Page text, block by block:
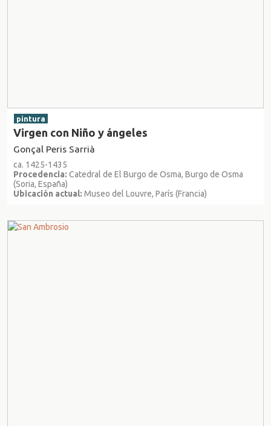
pintura
Virgen con Niño y ángeles
Gonçal Peris Sarrià
ca. 1425-1435
Procedencia: Catedral de El Burgo de Osma, Burgo de Osma
(Soria, España)
Ubicación actual: Museo del Louvre, París (Francia)